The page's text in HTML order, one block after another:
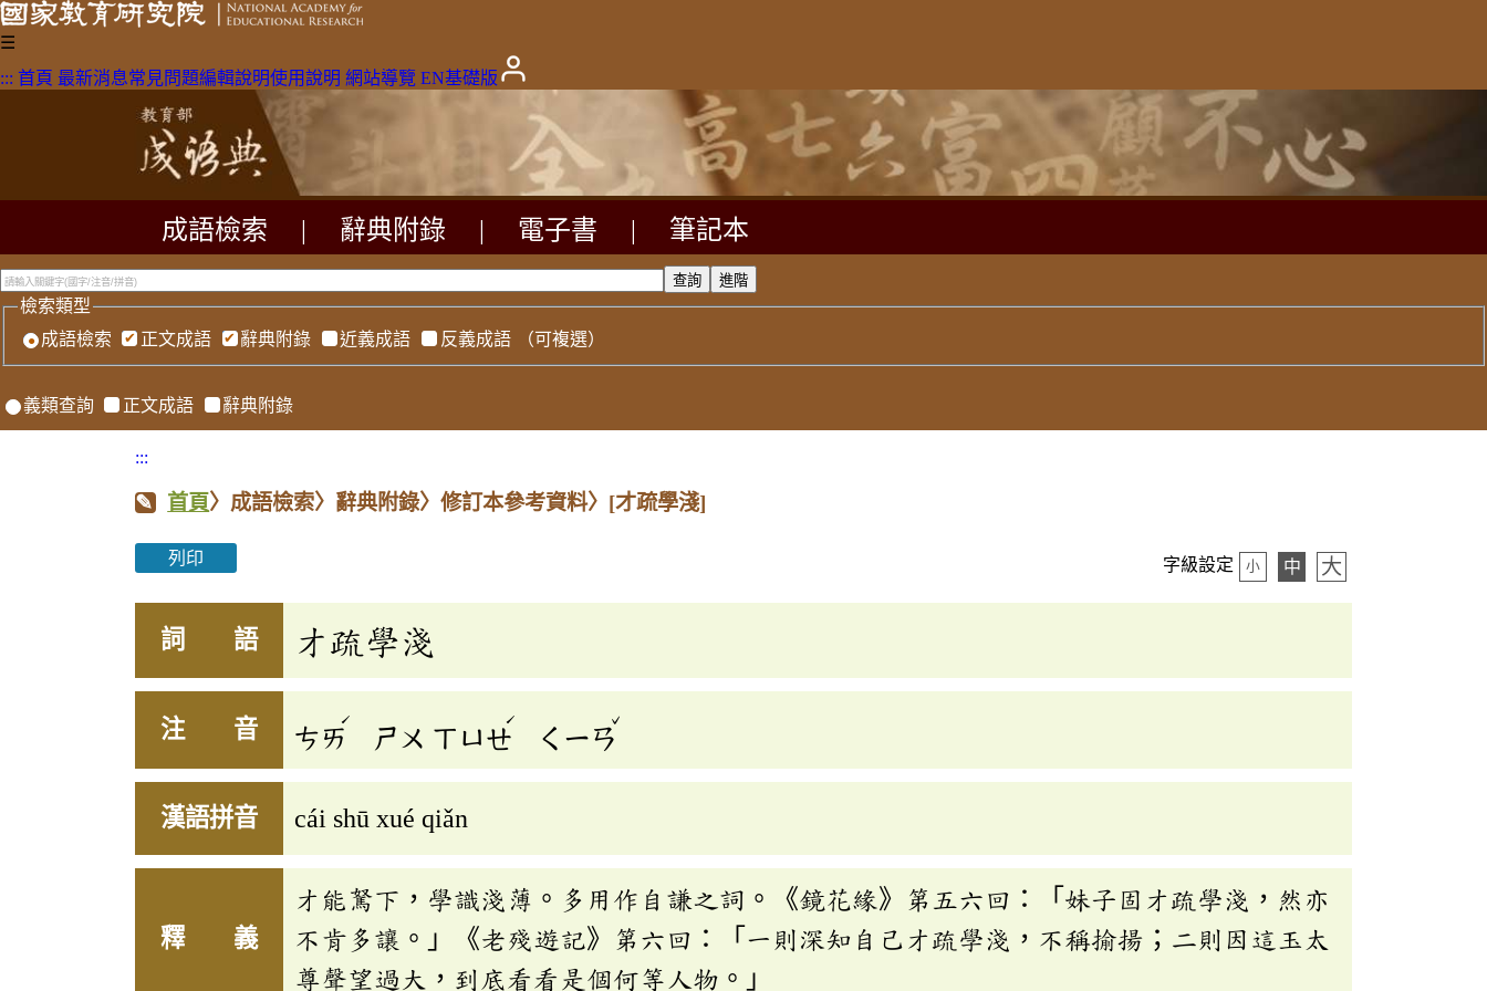
☰
::: 首頁 最新消息常見問題編輯說明使用說明 網站導覽 EN基礎版
成語檢索 辭典附錄 電子書 筆記本
檢索類型
成語檢索
正文成語 辭典附錄 近義成語 反義成語 （可複選）
義類查詢 正文成語 辭典附錄
:::
首頁〉成語檢索〉辭典附錄〉修訂本參考資料〉 [才疏學淺]
列印 字級設定 小 中 大
詞 語 才疏學淺
注 音 ㄘㄞ
ˊ
ㄕㄨ ㄒㄩㄝ
ˊ
ㄑㄧㄢ
ˇ
漢語拼音 cái shū xué qiǎn
釋 義
才能駑下，學識淺薄。多用作自謙之詞。《鏡花緣》第五六回：「妹子固才疏學淺，然亦
不肯多讓。」《老殘遊記》第六回：「一則深知自己才疏學淺，不稱揄揚；二則因這玉太
尊聲望過大，到底看看是個何等人物。」